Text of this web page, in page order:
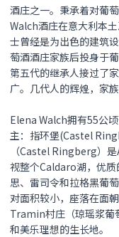
酒庄之一。秉承着对葡
Walch酒庄在意大利本
士曾经是为出色的建筑
萄酒酒庄家族后投身于
第五代的继承人接过了
广。几代人的辉煌，家
Elena Walch拥有55公
主：指环堡(Castel
（Castel Ringberg）
视整个Caldaro湖，优
思、雷司令和拉格黑葡
对面积较小，座落在面
Tramin村庄（琼瑶浆葡
和美乐理想的生长地。